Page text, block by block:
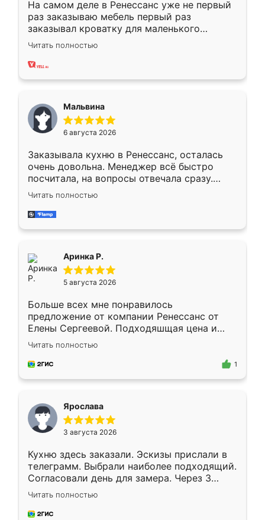
На самом деле в Ренессанс уже не первый
раз заказываю мебель первый раз
заказывал кроватку для маленького
ребёнка при его рождении ,во второй раз
заказал шкаф-купе. По качеству очень
хорошее сборка достаточно быстрая,
меньше, здесь же он более разнообразный.
Мне нравится ,если что-то потребуется из
мебели буду заказывать только здесь.
Читать полностью
Мальвина
6 августа 2026
Заказывала кухню в Ренессанс, осталась
очень довольна. Менеджер всё быстро
посчитала, на вопросы отвечала сразу.
Замерщик приехал в субботу, подошёл к
делу со всей ответственностью. Собрали
за день, ребята работали аккуратно, даже
Читать полностью
Аринка Р.
5 августа 2026
Больше всех мне понравилось
предложение от компании Ренессанс от
Елены Сергеевой. Подходяшщая цена и
короткие сроки изготовления. Приехавший
для замера сотрудник Владислав
предложил по моему эскизу самый
Читать полностью
1
Ярослава
3 августа 2026
Кухню здесь заказали. Эскизы прислали в
телеграмм. Выбрали наиболее подходящий.
Согласовали день для замера. Через 3
недели кухня была уже готова. Остались
довольны работой. Спасибо Ренессанс
мебель за качественную работу!
Читать полностью